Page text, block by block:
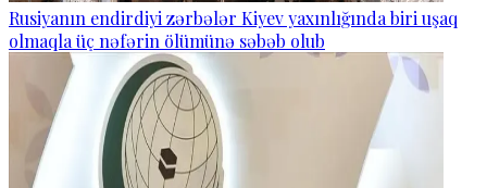
Rusiyanın endirdiyi zərbələr Kiyev yaxınlığında biri uşaq
olmaqla üç nəfərin ölümünə səbəb olub